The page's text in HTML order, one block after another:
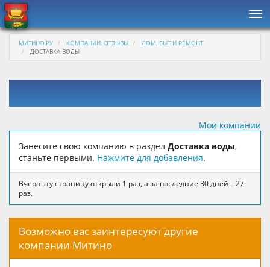
МИТИНО.РУ КОМПАНИИ, ОТЗЫВЫ
ДОМ, БЫТ И РЕМОНТ
ДОСТАВКА ВОДЫ
Мои компании
Занесите свою компанию в раздел Доставка воды,
станьте первыми. Нажмите для добавления.
Вчера эту страницу открыли 1 раз, а за последние 30 дней – 27
раз.
Возможно вас заинтересуют другие
компании Митино